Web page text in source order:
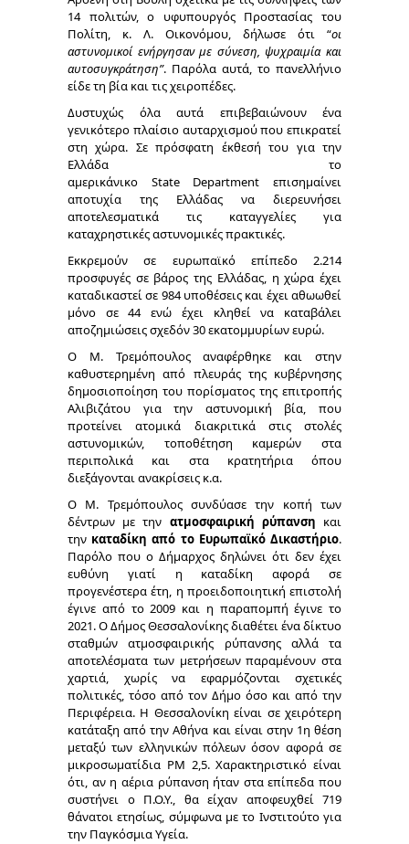
14 πολιτών, ο υφυπουργός Προστασίας του
Πολίτη, κ. Λ. Οικονόμου, δήλωσε ότι “οι
αστυνομικοί ενήργησαν με σύνεση, ψυχραιμία και
αυτοσυγκράτηση”. Παρόλα αυτά, το πανελλήνιο
είδε τη βία και τις χειροπέδες.
Δυστυχώς όλα αυτά επιβεβαιώνουν ένα
γενικότερο πλαίσιο αυταρχισμού που επικρατεί
στη χώρα. Σε πρόσφατη έκθεσή του για την
Ελλάδα το
αμερικάνικο State Department επισημαίνει
αποτυχία της Ελλάδας να διερευνήσει
αποτελεσματικά τις καταγγελίες για
καταχρηστικές αστυνομικές πρακτικές.
Εκκρεμούν σε ευρωπαϊκό επίπεδο 2.214
προσφυγές σε βάρος της Ελλάδας, η χώρα έχει
καταδικαστεί σε 984 υποθέσεις και έχει αθωωθεί
μόνο σε 44 ενώ έχει κληθεί να καταβάλει
αποζημιώσεις σχεδόν 30 εκατομμυρίων ευρώ.
Ο Μ. Τρεμόπουλος αναφέρθηκε και στην
καθυστερημένη από πλευράς της κυβέρνησης
δημοσιοποίηση του πορίσματος της επιτροπής
Αλιβιζάτου για την αστυνομική βία, που
προτείνει ατομικά διακριτικά στις στολές
αστυνομικών, τοποθέτηση καμερών στα
περιπολικά και στα κρατητήρια όπου
διεξάγονται ανακρίσεις κ.α.
Ο Μ. Τρεμόπουλος συνδύασε την κοπή των
δέντρων με την ατμοσφαιρική ρύπανση και
την καταδίκη από το Ευρωπαϊκό Δικαστήριο.
Παρόλο που ο Δήμαρχος δηλώνει ότι δεν έχει
ευθύνη γιατί η καταδίκη αφορά σε
προγενέστερα έτη, η προειδοποιητική επιστολή
έγινε από το 2009 και η παραπομπή έγινε το
2021. Ο Δήμος Θεσσαλονίκης διαθέτει ένα δίκτυο
σταθμών ατμοσφαιρικής ρύπανσης αλλά τα
αποτελέσματα των μετρήσεων παραμένουν στα
χαρτιά, χωρίς να εφαρμόζονται σχετικές
πολιτικές, τόσο από τον Δήμο όσο και από την
Περιφέρεια. Η Θεσσαλονίκη είναι σε χειρότερη
κατάταξη από την Αθήνα και είναι στην 1η θέση
μεταξύ των ελληνικών πόλεων όσον αφορά σε
μικροσωματίδια PM 2,5. Χαρακτηριστικό είναι
ότι, αν η αέρια ρύπανση ήταν στα επίπεδα που
συστήνει ο Π.Ο.Υ., θα είχαν αποφευχθεί 719
θάνατοι ετησίως, σύμφωνα με το Ινστιτούτο για
την Παγκόσμια Υγεία.